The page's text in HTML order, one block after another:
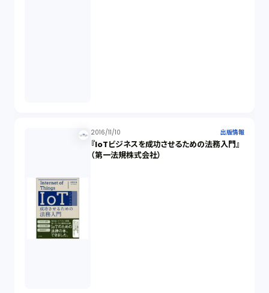
2016/11/10 出版情報
『IoTビジネスを成功させるための法務入門』
（第一法規株式会社）